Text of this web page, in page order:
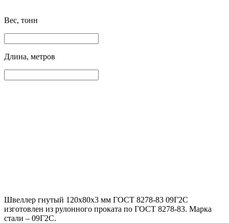
Вес, тонн
Длина, метров
Швеллер гнутый 120x80x3 мм ГОСТ 8278-83 09Г2С
изготовлен из рулонного проката по ГОСТ 8278-83. Марка
стали – 09Г2С.